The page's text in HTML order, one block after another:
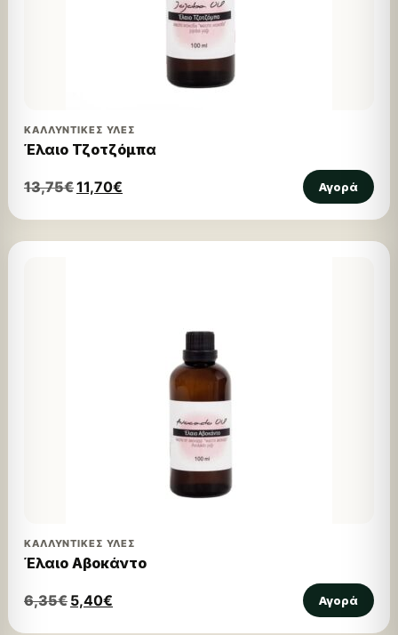
ΚΑΛΛΥΝΤΙΚΈΣ ΎΛΕΣ
Έλαιο Τζοτζόμπα
13,75€11,70€ Αγορά
ΚΑΛΛΥΝΤΙΚΈΣ ΎΛΕΣ
Έλαιο Αβοκάντο
6,35€ 5,40€ Αγορά